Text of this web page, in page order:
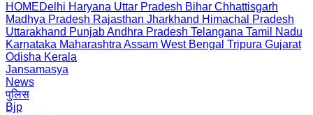
HOMEDelhi Haryana Uttar Pradesh Bihar Chhattisgarh
Madhya Pradesh Rajasthan Jharkhand Himachal Pradesh
Uttarakhand PunjabAndhra Pradesh Telangana Tamil Nadu
Karnataka Maharashtra Assam West Bengal Tripura Gujarat
Odisha Kerala
Jansamasya
News
पुलिस
Bjp